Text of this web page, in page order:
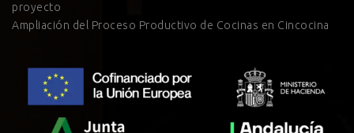
proyecto
Ampliación del Proceso Productivo de Cocinas en Cincocina